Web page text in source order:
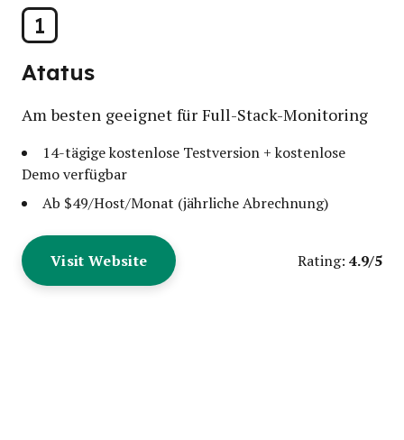
1
Atatus
Am besten geeignet für Full-Stack-Monitoring
14-tägige kostenlose Testversion + kostenlose
Demo verfügbar
Ab $49/Host/Monat (jährliche Abrechnung)
Visit Website Rating: 4.9/5